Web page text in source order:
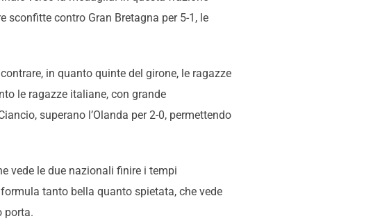
sconfitte contro Gran Bretagna per 5-1, le
in quanto quinte del girone, le ragazze
le ragazze italiane, con grande
superano l’Olanda per 2-0, permettendo
vede le due nazionali finire i tempi
tanto bella quanto spietata, che vede
porta.